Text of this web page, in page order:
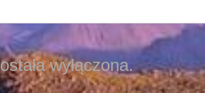
wyłączona.